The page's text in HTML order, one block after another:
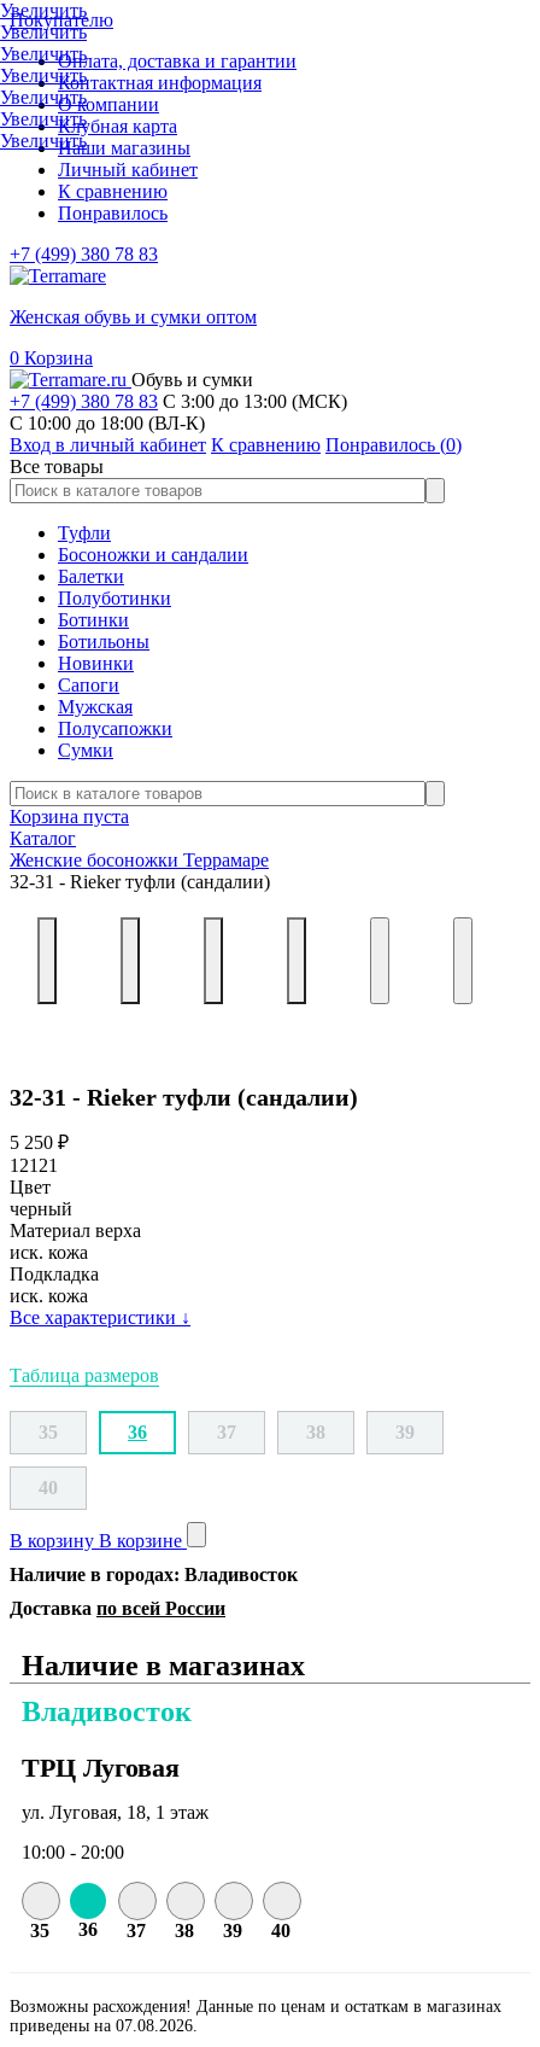
Покупателю
Оплата, доставка и гарантии
Контактная информация
О компании
Клубная карта
Наши магазины
Личный кабинет
К сравнению
Понравилось
+7 (499) 380 78 83
Женская обувь и сумки оптом
0 Корзина
Обувь и сумки
+7 (499) 380 78 83 С 3:00 до 13:00 (МСК)
C 10:00 до 18:00 (ВЛ-К)
Вход в личный кабинет К сравнению Понравилось (0)
Все товары
Туфли
Босоножки и сандалии
Балетки
Полуботинки
Ботинки
Ботильоны
Новинки
Сапоги
Мужская
Полусапожки
Сумки
Корзина пуста
Каталог
Женские босоножки Террамаре
32-31 - Rieker туфли (сандалии)
Увеличить
Увеличить
Увеличить
Увеличить
Увеличить
Увеличить
Увеличить
32-31 - Rieker туфли (сандалии)
5 250 ₽
12121
Цвет
черный
Материал верха
иск. кожа
Подкладка
иск. кожа
Все характеристики ↓
Таблица размеров
35 36 37 38 39
40
В корзину В корзине
Наличие в городах: Владивосток
Доставка по всей России
Наличие в магазинах
Владивосток
ТРЦ Луговая
ул. Луговая, 18, 1 этаж
10:00 - 20:00
35 36 37 38 39 40
Возможны расхождения! Данные по ценам и остаткам в магазинах
приведены на 07.08.2026.